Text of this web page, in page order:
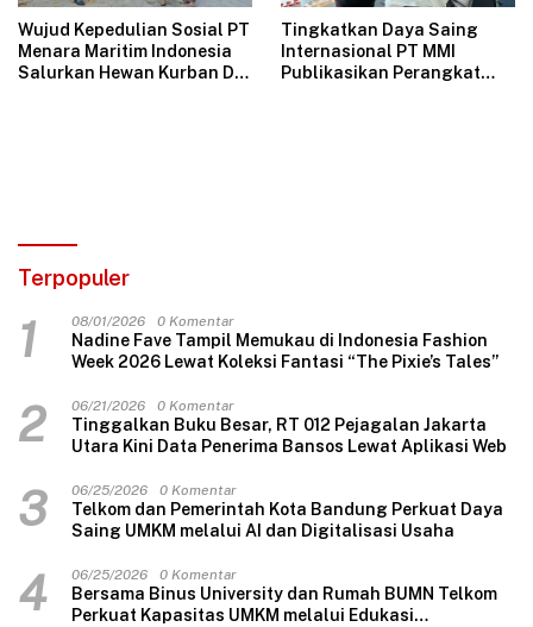
Wujud Kepedulian Sosial PT
Menara Maritim Indonesia
Salurkan Hewan Kurban Di
Tingkatkan Daya Saing
Internasional PT MMI
Publikasikan Perangkat
Terpopuler
1 08/01/2026 0 Komentar
Nadine Fave Tampil Memukau di Indonesia Fashion
Week 2026 Lewat Koleksi Fantasi “The Pixie’s Tales”
2 06/21/2026 0 Komentar
Tinggalkan Buku Besar, RT 012 Pejagalan Jakarta
Utara Kini Data Penerima Bansos Lewat Aplikasi Web
3 06/25/2026 0 Komentar
Telkom dan Pemerintah Kota Bandung Perkuat Daya
Saing UMKM melalui AI dan Digitalisasi Usaha
4 06/25/2026 0 Komentar
Bersama Binus University dan Rumah BUMN Telkom
Perkuat Kapasitas UMKM melalui Edukasi